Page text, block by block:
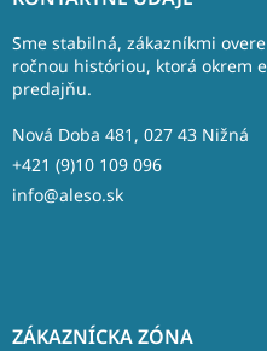
Sme stabilná, zákazníkmi
ročnou históriou, ktorá okrem
predajňu.
Nová Doba 481, 027 43 Nižná
+421 (9)10 109 096
info@aleso.sk
ZÁKAZNÍCKA ZÓNA